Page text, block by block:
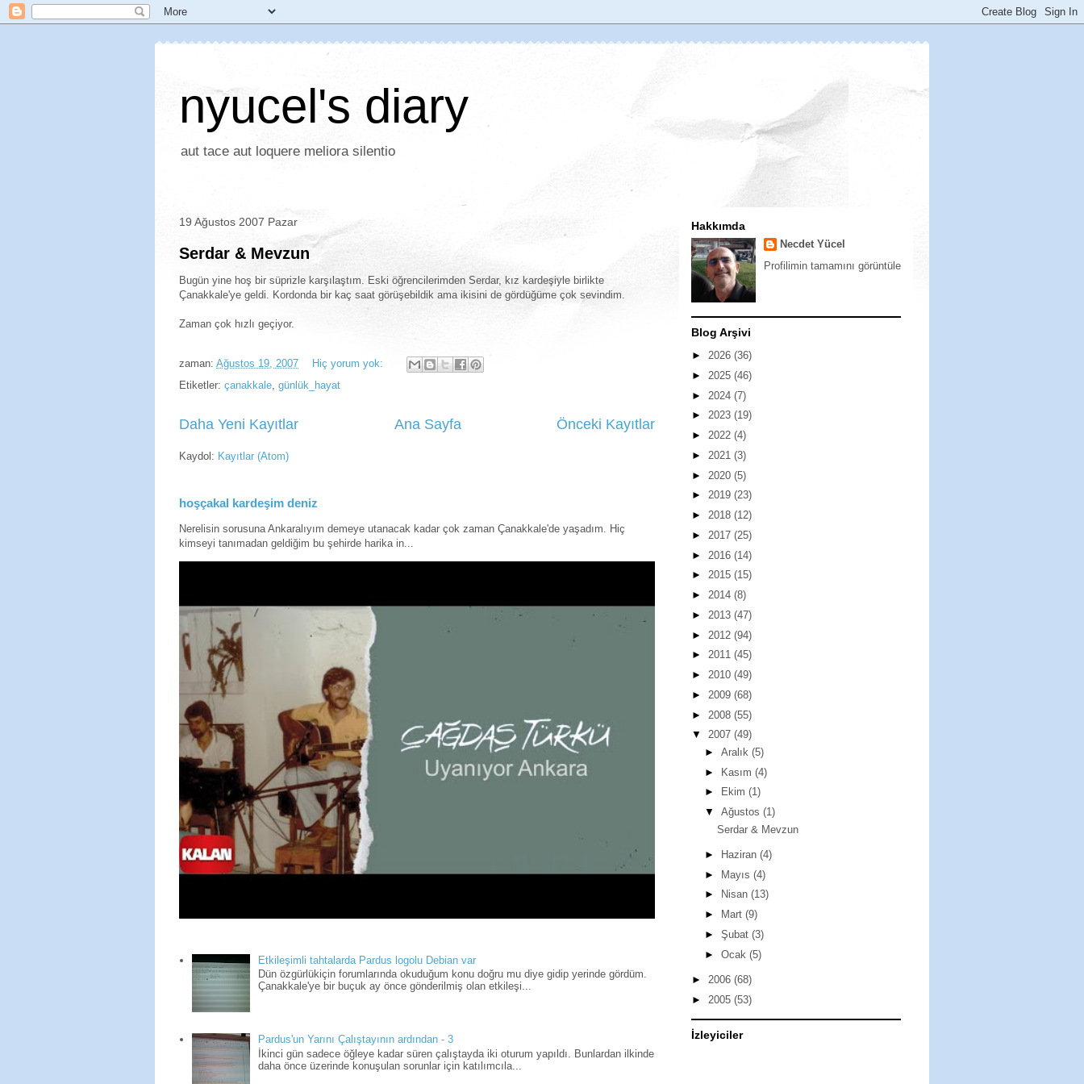
nyucel's diary
aut tace aut loquere meliora silentio
19 Ağustos 2007 Pazar
Serdar & Mevzun
Bugün yine hoş bir süprizle karşılaştım. Eski öğrencilerimden Serdar, kız kardeşiyle birlikte
Çanakkale'ye geldi. Kordonda bir kaç saat görüşebildik ama ikisini de gördüğüme çok sevindim.
Zaman çok hızlı geçiyor.
zaman: Ağustos 19, 2007
Hiç yorum yok:
Etiketler: çanakkale, günlük_hayat
Daha Yeni Kayıtlar Önceki Kayıtlar
Ana Sayfa
Kaydol: Kayıtlar (Atom)
hoşçakal kardeşim deniz
Nerelisin sorusuna Ankaralıyım demeye utanacak kadar çok zaman Çanakkale'de yaşadım. Hiç
kimseyi tanımadan geldiğim bu şehirde harika in...
Etkileşimli tahtalarda Pardus logolu Debian var
Dün özgürlükiçin forumlarında okuduğum konu doğru mu diye gidip yerinde gördüm.
Çanakkale'ye bir buçuk ay önce gönderilmiş olan etkileşi...
Pardus'un Yarını Çalıştayının ardından - 3
İkinci gün sadece öğleye kadar süren çalıştayda iki oturum yapıldı. Bunlardan ilkinde
daha önce üzerinde konuşulan sorunlar için katılımcıla...
Hakkımda
Necdet Yücel
Profilimin tamamını görüntüle
Blog Arşivi
► 2026 (36)
► 2025 (46)
► 2024 (7)
► 2023 (19)
► 2022 (4)
► 2021 (3)
► 2020 (5)
► 2019 (23)
► 2018 (12)
► 2017 (25)
► 2016 (14)
► 2015 (15)
► 2014 (8)
► 2013 (47)
► 2012 (94)
► 2011 (45)
► 2010 (49)
► 2009 (68)
► 2008 (55)
▼ 2007 (49)
► Aralık (5)
► Kasım (4)
►
Ekim (1)
▼ Ağustos (1)
Serdar & Mevzun
► Haziran (4)
► Mayıs (4)
►
Nisan (13)
►
Mart (9)
► Şubat (3)
► Ocak (5)
► 2006 (68)
► 2005 (53)
İzleyiciler